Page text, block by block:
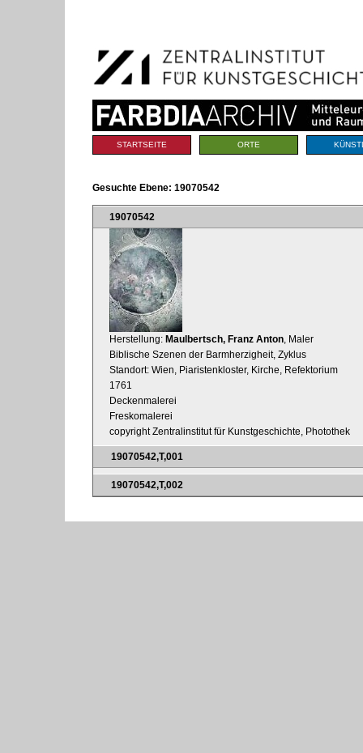
Navigation
Sektionen
STARTSEITE ORTE
Gesuchte Ebene: 19070542
19070542
Herstellung: Maulbertsch, Franz Anton , Maler
Biblische Szenen der Barmherzigheit, Zyklus
Standort: Wien, Piaristenkloster, Kirche, Refektorium
1761
Deckenmalerei
Freskomalerei
copyright Zentralinstitut für Kunstgeschichte, Photothek
19070542,T,001
19070542,T,002